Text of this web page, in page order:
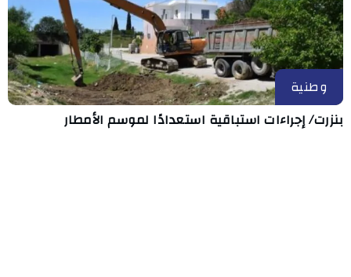
وطنية
بنزرت/ إجراءات استباقية استعدادًا لموسم الأمطار